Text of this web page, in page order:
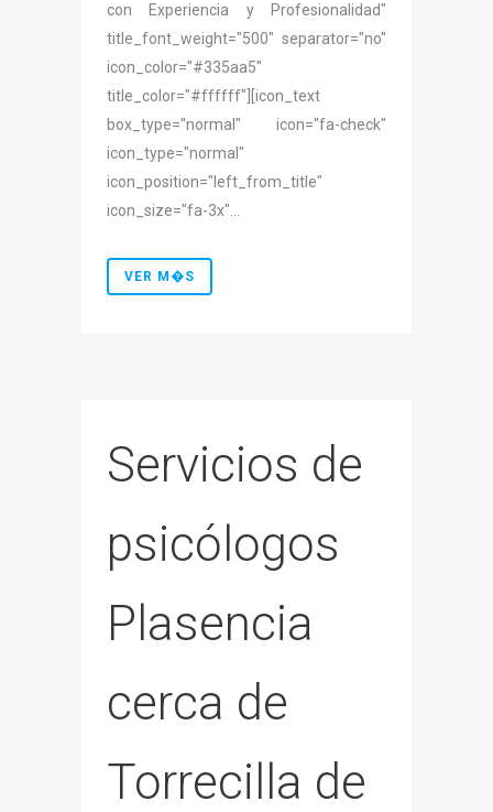
con Experiencia y Profesionalidad"
title_font_weight="500" separator="no"
icon_color="#335aa5"
title_color="#ffffff"][icon_text
box_type="normal" icon="fa-check"
icon_type="normal"
icon_position="left_from_title"
icon_size="fa-3x"...
VER M�S
Servicios de
psicólogos
Plasencia
cerca de
Torrecilla de